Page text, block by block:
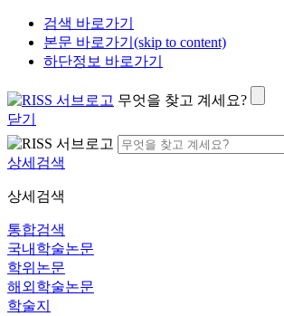
검색 바로가기
본문 바로가기(skip to content)
하단정보 바로가기
무엇을 찾고 계세요?
닫기
상세검색
상세검색
통합검색
국내학술논문
학위논문
해외학술논문
학술지